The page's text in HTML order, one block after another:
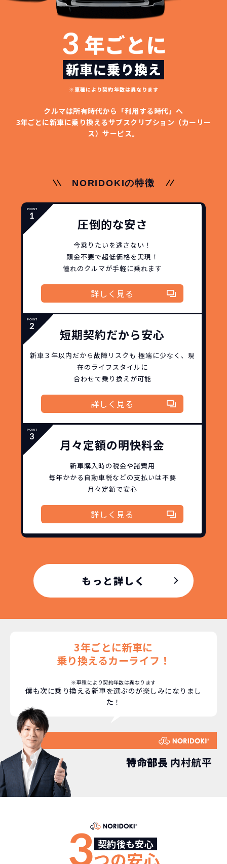
3 年ごとに
新車に乗り換え
※車種により契約年数は異なります
クルマは所有時代から「利用する時代」へ
3年ごとに新車に乗り換えるサブスクリプション（カーリー
ス）サービス。
NORIDOKIの特徴
圧倒的な安さ
今乗りたいを逃さない！
頭金不要で超低価格を実現！
憧れのクルマが手軽に乗れます
詳しく見る
短期契約だから安心
新車３年以内だから故障リスクも 極端に少なく、 現
在のライフスタイルに
合わせて乗り換えが可能
詳しく見る
月々定額の明快料金
新車購入時の税金や諸費用
毎年かかる自動車税などの支払いは不要
月々定額で安心
詳しく見る
NORIDOKIは高残価設定を実現！
頭金不要で超低価格！憧れのクルマが手軽に乗れ
ます！
高残価設定を実現！
低価格が可能に！
NORIDOKIなら短期リースでも安いんです！
に新車なので故障の心配がありませんし、急なラ
イフスタイルの変化にも対応が可能です。
故障リスクが
に少なくなります。例え故障してもメーカ
ー保証があるから安心です。
NORIDOKIなら頭金・ボーナス払い・諸経費・税
金など一切不要！月々「定額料金」をお支払い
いただくだけでご利用いただけます。
諸費用などが不要
車を購入する場合、購入時に｢登録時諸費
用｣や「各種税金」は車両本体以外にかか
もっと詳しく
3年ごとに新車に
乗り換えるカーライフ！
※車種により契約年数は異なります
僕も次に乗り換える新車を選ぶのが楽しみになりまし
た！
特命部長 内村航平
契約後も安心
3つの安心